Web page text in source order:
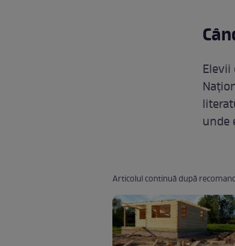
Elevii
unde
Articolul continuă după